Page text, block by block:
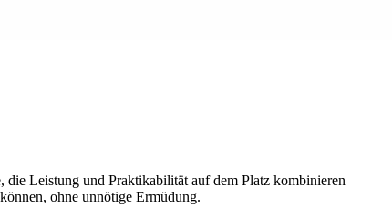
Leistung und Praktikabilität auf dem Platz kombinieren
ohne unnötige Ermüdung.